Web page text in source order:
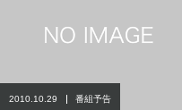
2010.10.29 番組予告